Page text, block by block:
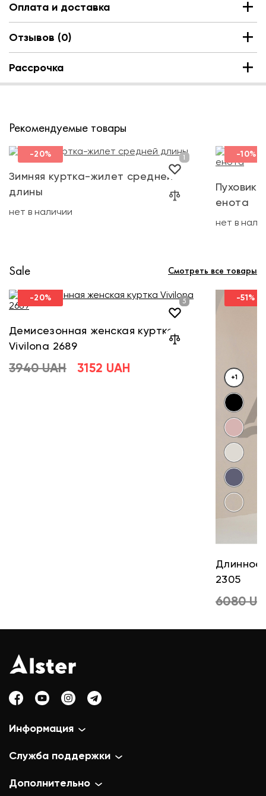
Оплата и доставка
Отзывов (0)
Рассрочка
Рекомендуемые товары
-20%
Зимняя куртка-жилет средней
длины
нет в наличии
-10%
Пуховик
енота
нет в
Sale Смотреть все товары
-20%
Демисезонная женская куртка
Vivilona 2689
3940 UAH 3152 UAH
-51%
+1
Длинное
2305
6080
Информация
Служба поддержки
Дополнительно